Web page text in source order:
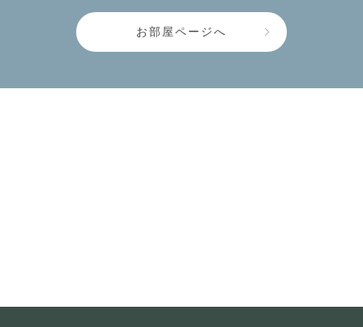
お部屋ページへ